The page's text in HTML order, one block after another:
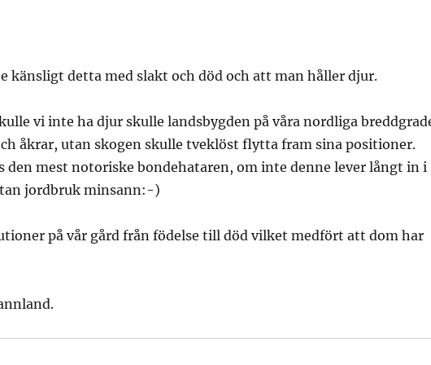
känsligt detta med slakt och död och att man håller djur.
vi inte ha djur skulle landsbygden på våra nordliga
åkrar, utan skogen skulle tveklöst flytta fram sina positioner.
den mest notoriske bondehataren, om inte denne lever långt in i
jordbruk minsann:-)
på vår gård från födelse till död vilket medfört att dom har